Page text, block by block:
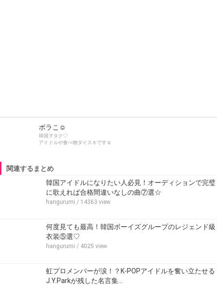
ボラこ☺︎
韓国ヲタク♡
アイドルや食べ物ダイスキです☺︎
関連するまとめ
韓国アイドルになりたい人必見！オーディションで完璧
に歌えれば合格間違いなしの曲⑦選☆
hangurumi / 14363 view
何度見ても最高！韓国ボーイズグループのレジェンド級
衣装⑤選♡
hangurumi / 4025 view
虹プロメンバーが涙！？K-POPアイドルを奮い立たせる
J.Y.Parkが残した名言集…